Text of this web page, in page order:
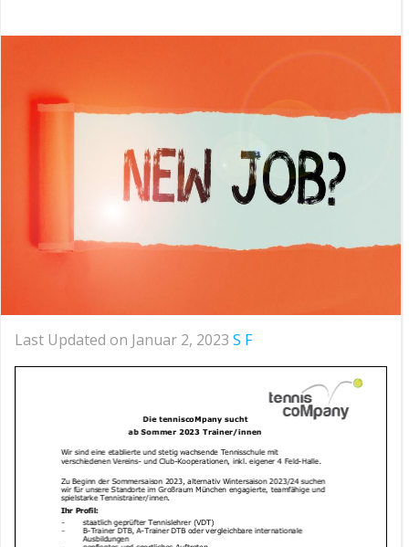
Last Updated on Januar 2, 2023 S F